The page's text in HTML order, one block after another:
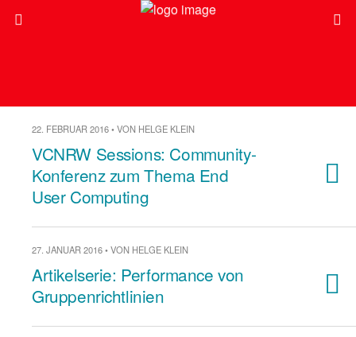
22. FEBRUAR 2016 • VON HELGE KLEIN
VCNRW Sessions: Community-
Konferenz zum Thema End
User Computing
27. JANUAR 2016 • VON HELGE KLEIN
Artikelserie: Performance von
Gruppenrichtlinien